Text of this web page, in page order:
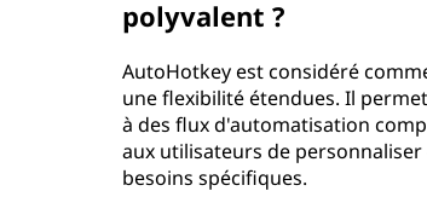
polyvalent ?
AutoHotkey est considéré
une flexibilité étendues. Il
à des flux d'automatisation
aux utilisateurs de
besoins spécifiques.